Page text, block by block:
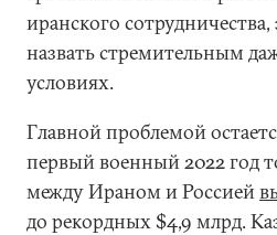
иранского
назвать стремительным
условиях.
Главной проблемой
первый военный 2022 год
между Ираном и Россией
до рекордных $4,9 млрд.